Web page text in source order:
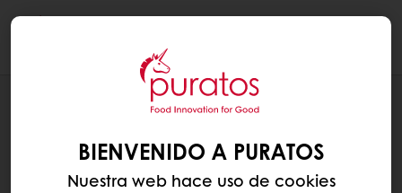
BIENVENIDO A PURATOS
Nuestra web hace uso de cookies